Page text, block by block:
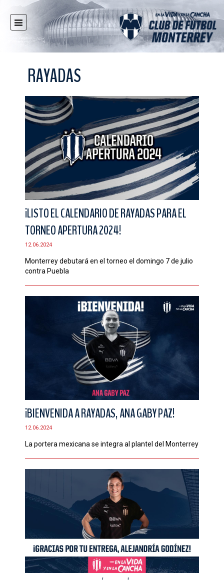
INICIO
NOTICIAS
RAYADOS
RAYADAS
FUERZAS BÁSICAS
RESPONSABILIDAD SOCIAL
TAQUILLA
TIENDA
ESTADIO
PRENSA
CONTACTO
RAYADAS
¡LISTO EL CALENDARIO DE RAYADAS PARA EL
TORNEO APERTURA 2024!
12.06.2024
Monterrey debutará en el torneo el domingo 7 de julio
contra Puebla
¡BIENVENIDA A RAYADAS, ANA GABY PAZ!
12.06.2024
La portera mexicana se integra al plantel del Monterrey